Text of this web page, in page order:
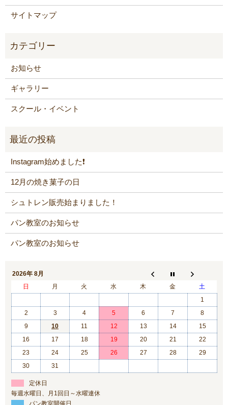
サイトマップ
お知らせ
ギャラリー
スクール・イベント
Instagram始めました❗️
12月の焼き菓子の日
シュトレン販売始まりました！
パン教室のお知らせ
パン教室のお知らせ
2026年 8月
日
月 火 水 木 金
土
1
2
3 4 5 6 7
8
9
10 11 12 13 14
15
16
17 18 19 20 21
22
23
24 25 26 27 28
29
30
31
定休日
毎週水曜日、月1回日～水曜連休
パン教室開催日